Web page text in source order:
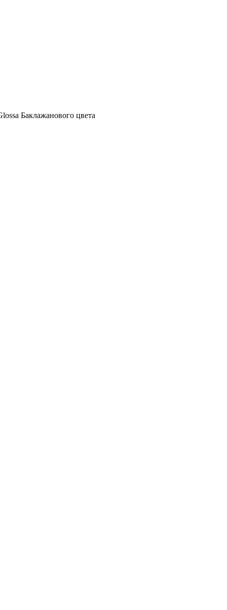
Баклажанового цвета